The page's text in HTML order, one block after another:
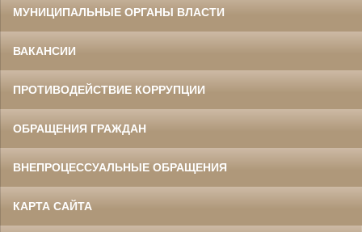
МУНИЦИПАЛЬНЫЕ ОРГАНЫ ВЛАСТИ
ВАКАНСИИ
ПРОТИВОДЕЙСТВИЕ КОРРУПЦИИ
ОБРАЩЕНИЯ ГРАЖДАН
ВНЕПРОЦЕССУАЛЬНЫЕ ОБРАЩЕНИЯ
КАРТА САЙТА